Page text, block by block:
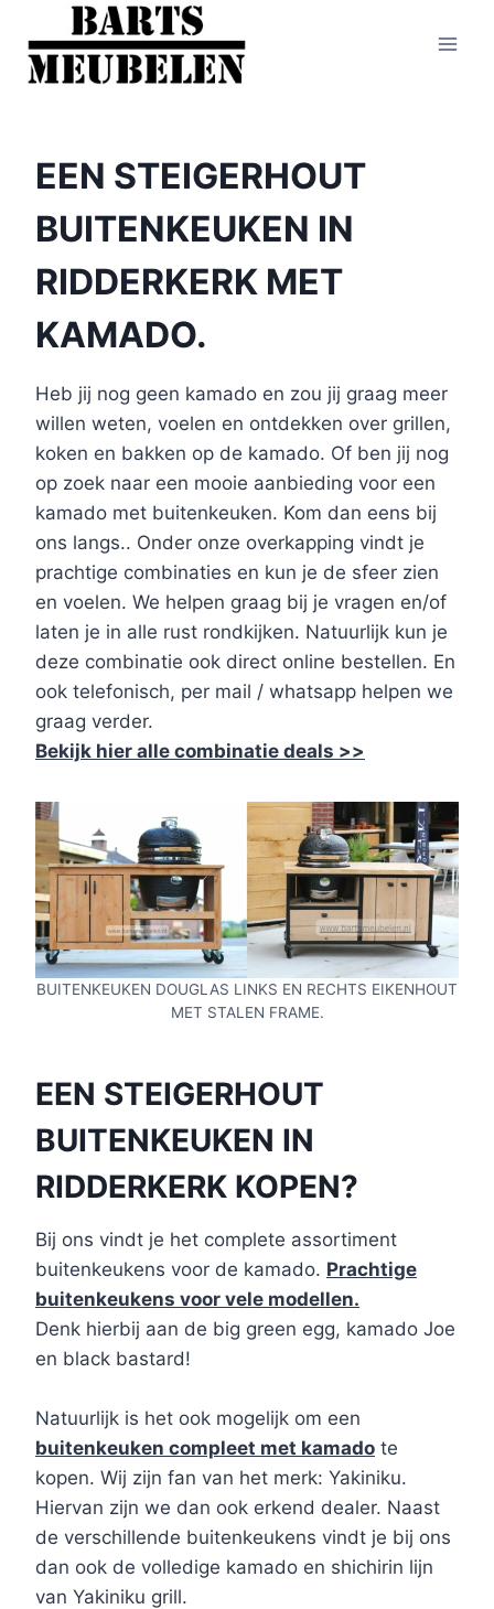
Doorgaan
naar
inhoud
EEN STEIGERHOUT
BUITENKEUKEN IN
RIDDERKERK MET
KAMADO.
Heb jij nog geen kamado en zou jij graag meer
willen weten, voelen en ontdekken over grillen,
koken en bakken op de kamado. Of ben jij nog
op zoek naar een mooie aanbieding voor een
kamado met buitenkeuken. Kom dan eens bij
ons langs.. Onder onze overkapping vindt je
prachtige combinaties en kun je de sfeer zien
en voelen. We helpen graag bij je vragen en/of
laten je in alle rust rondkijken. Natuurlijk kun je
deze combinatie ook direct online bestellen. En
ook telefonisch, per mail / whatsapp helpen we
graag verder.
Bekijk hier alle combinatie deals >>
BUITENKEUKEN DOUGLAS LINKS EN RECHTS EIKENHOUT
MET STALEN FRAME.
EEN STEIGERHOUT
BUITENKEUKEN IN
RIDDERKERK KOPEN?
Bij ons vindt je het complete assortiment
buitenkeukens voor de kamado. Prachtige
buitenkeukens voor vele modellen.
Denk hierbij aan de big green egg, kamado Joe
en black bastard!
Natuurlijk is het ook mogelijk om een
buitenkeuken compleet met kamado te
kopen. Wij zijn fan van het merk: Yakiniku.
Hiervan zijn we dan ook erkend dealer. Naast
de verschillende buitenkeukens vindt je bij ons
dan ook de volledige kamado en shichirin lijn
van Yakiniku grill.